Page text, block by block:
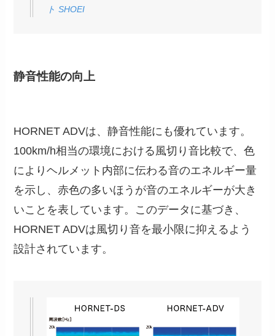
ト SHOEI
静音性能の向上
HORNET ADVは、静音性能にも優れています。
100km/h相当の環境における風切り音比較で、色
によりヘルメット内部に伝わる音のエネルギー量
を示し、赤色の多いほうが音のエネルギーが大き
いことを表しています。このデータに基づき、
HORNET ADVは風切り音を最小限に抑えるよう
設計されています。